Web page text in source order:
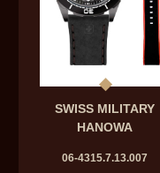
SWISS MILITARY
HANOWA
06-4315.7.13.007